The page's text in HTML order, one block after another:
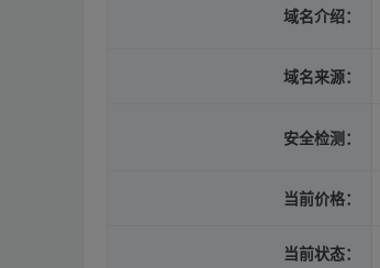
域名介绍：
域名来源：
安全检测：
当前价格：
当前状态：